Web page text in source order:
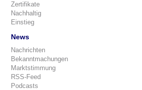
Zertifikate
Nachhaltig
Einstieg
News
Nachrichten
Bekanntmachungen
Marktstimmung
RSS-Feed
Podcasts